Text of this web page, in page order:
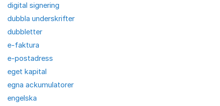
digital signering
dubbla underskrifter
dubbletter
e-faktura
e-postadress
eget kapital
egna ackumulatorer
engelska